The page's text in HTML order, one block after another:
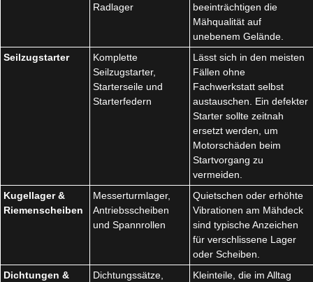
Radlager
beeinträchtigen die
Mähqualität auf
unebenem Gelände.
Seilzugstarter
Komplette
Seilzugstarter,
Starterseile und
Starterfedern
Lässt sich in den meisten
Fällen ohne
Fachwerkstatt selbst
austauschen. Ein defekter
Starter sollte zeitnah
ersetzt werden, um
Motorschäden beim
Startvorgang zu
vermeiden.
Kugellager &
Riemenscheiben
Messerturmlager,
Antriebsscheiben
und Spannrollen
Quietschen oder erhöhte
Vibrationen am Mähdeck
sind typische Anzeichen
für verschlissene Lager
oder Scheiben.
Dichtungen &
Dichtungssätze,
Kleinteile, die im Alltag